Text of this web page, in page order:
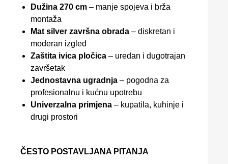
Dužina 270 cm – manje spojeva i brža
montaža
Mat silver završna obrada – diskretan i
moderan izgled
Zaštita ivica pločica – uredan i dugotrajan
završetak
Jednostavna ugradnja – pogodna za
profesionalnu i kućnu upotrebu
Univerzalna primjena – kupatila, kuhinje i
drugi prostori
ČESTO POSTAVLJANA PITANJA